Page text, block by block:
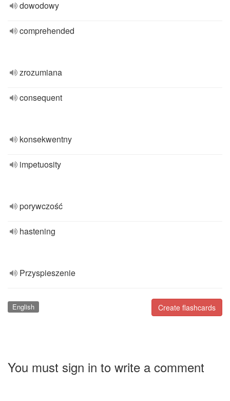
dowodowy
comprehended
zrozumiana
consequent
konsekwentny
impetuosity
porywczość
hastening
Przyspieszenie
Create flashcards
English
You must sign in to write a comment